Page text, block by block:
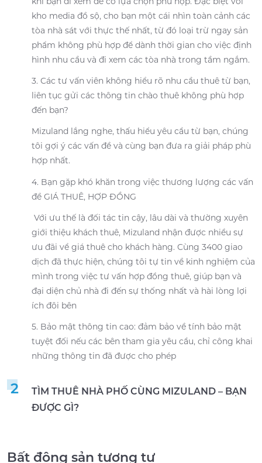
kho media đồ sộ, cho bạn một cái nhìn toàn cảnh các
tòa nhà sát với thực thế nhất, từ đó loại trừ ngay sản
phẩm không phù hợp để dành thời gian cho việc định
hình nhu cầu và đi xem các tòa nhà trong tầm ngắm.
3. Các tư vấn viên không hiểu rõ nhu cầu thuê từ bạn,
liên tục gửi các thông tin chào thuê không phù hợp
đến bạn?
Mizuland lắng nghe, thấu hiểu yêu cầu từ bạn, chúng
tôi gợi ý các vấn đề và cùng bạn đưa ra giải pháp phù
hợp nhất.
4. Bạn gặp khó khăn trong việc thương lượng các vấn
đề GIÁ THUÊ, HỢP ĐỒNG
Với ưu thế là đối tác tin cậy, lâu dài và thường xuyên
giới thiệu khách thuê, Mizuland nhận được nhiều sự
ưu đãi về giá thuê cho khách hàng. Cùng 3400 giao
dịch đã thực hiện, chúng tôi tự tin về kinh nghiệm của
mình trong việc tư vấn hợp đồng thuê, giúp bạn và
đại diện chủ nhà đi đến sự thống nhất và hài lòng lợi
ích đôi bên
5. Bảo mật thông tin cao: đảm bảo về tính bảo mật
tuyệt đối nếu các bên tham gia yêu cầu, chỉ công khai
những thông tin đã được cho phép
2
TÌM THUÊ NHÀ PHỐ CÙNG MIZULAND – BẠN
ĐƯỢC GÌ?
Bất động sản tương tự